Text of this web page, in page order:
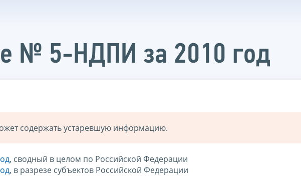
№ 5-НДПИ за 2010 год
содержать устаревшую информацию.
, сводный в целом по Российской Федерации
, в разрезе субъектов Российской Федерации